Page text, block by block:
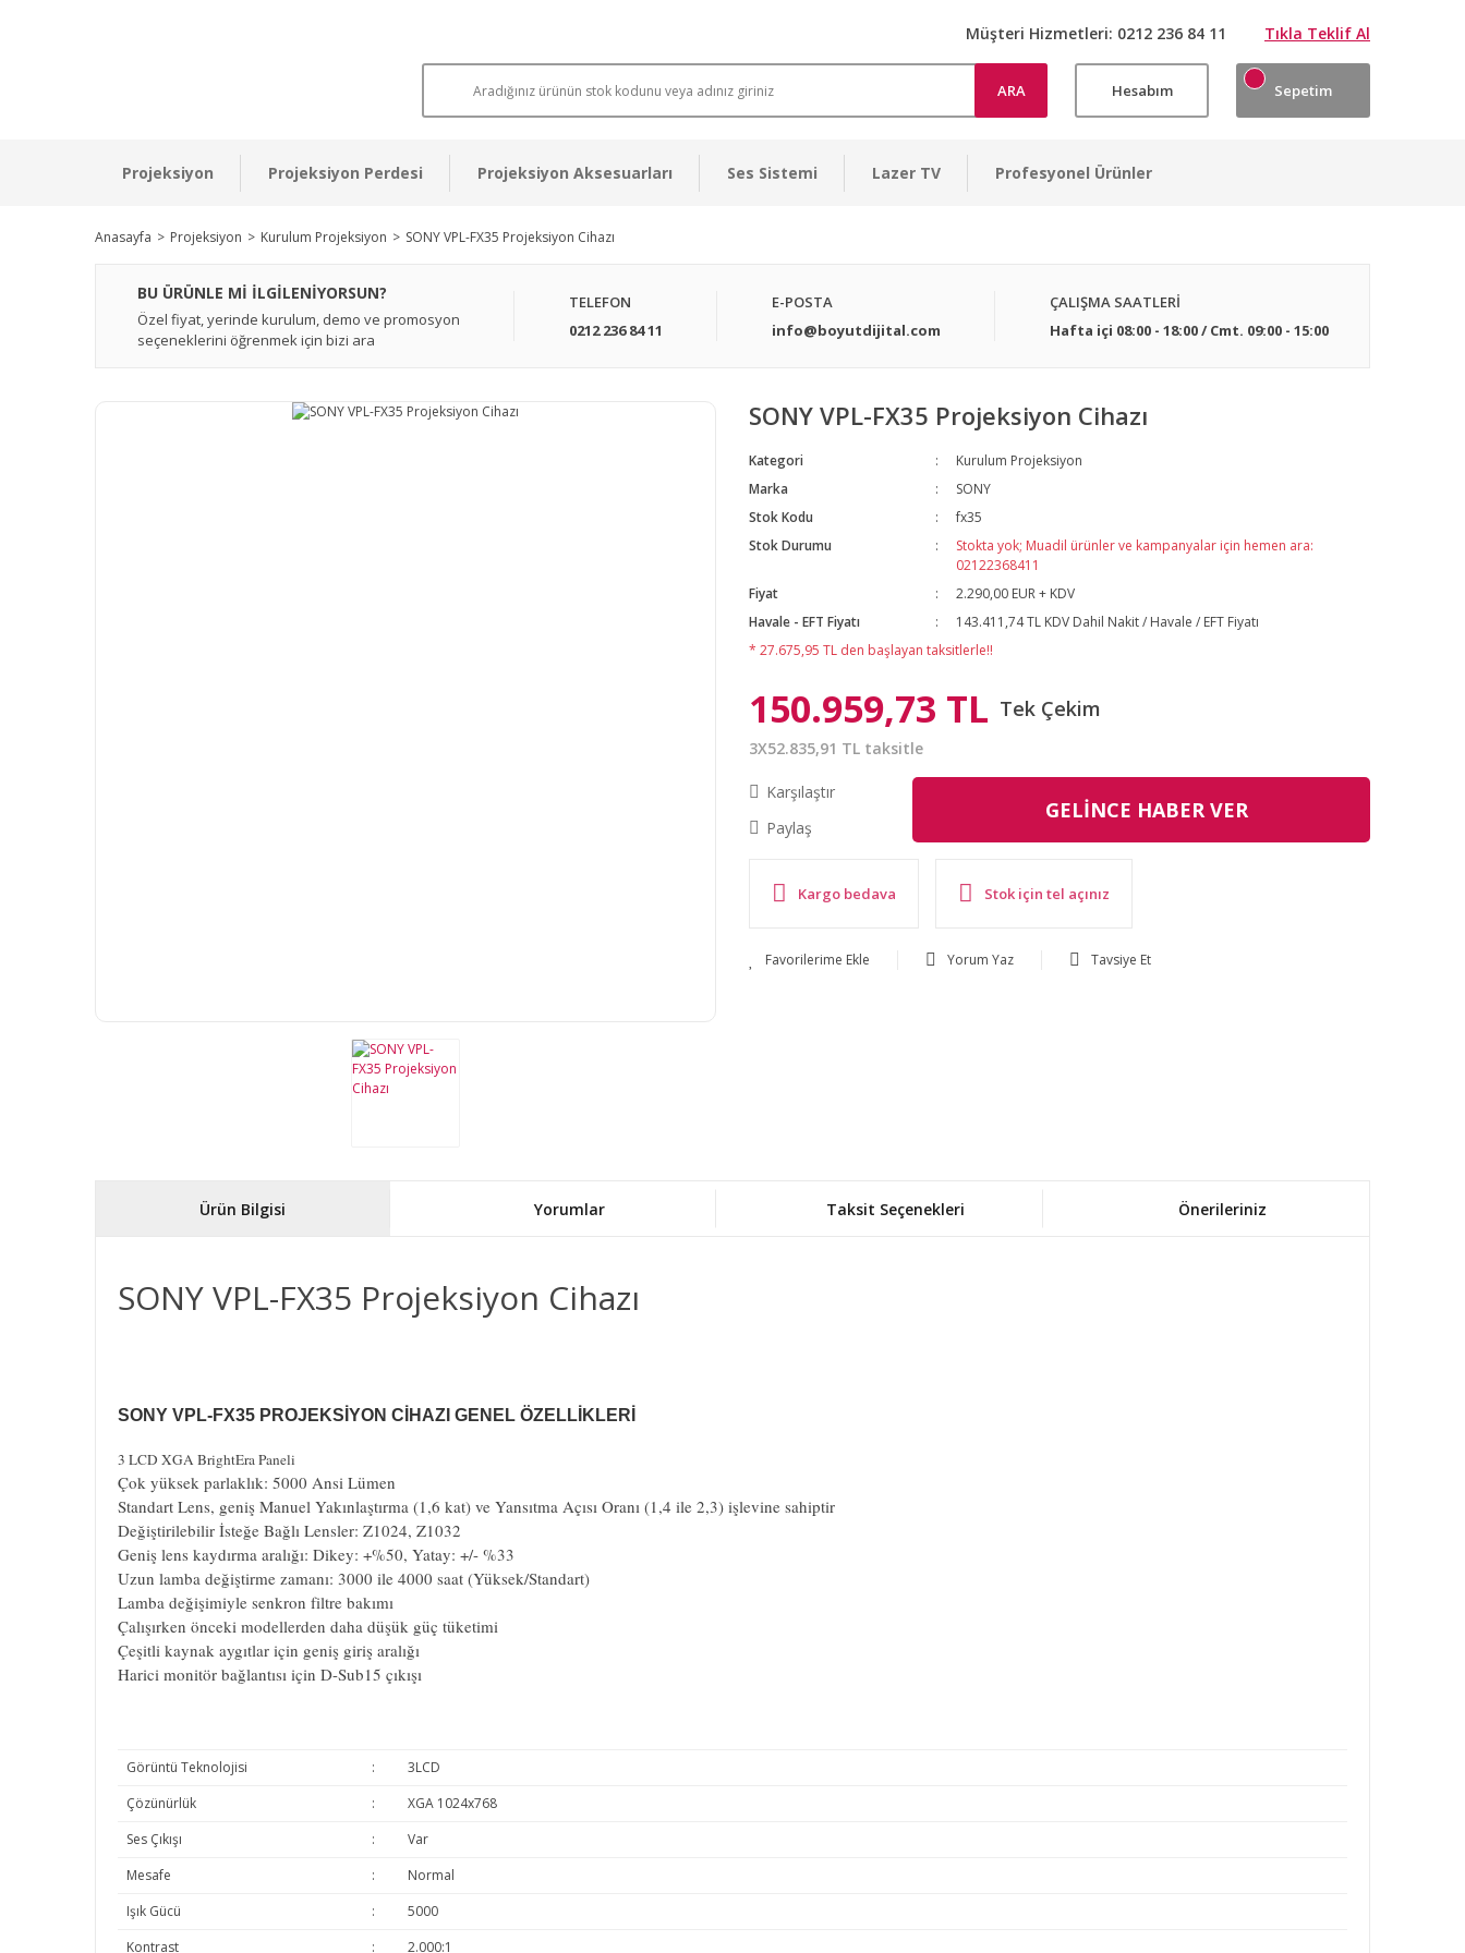
Müşteri Hizmetleri: 0212 236 84 11 Tıkla Teklif Al
ARA Hesabım Sepetim
Projeksiyon Projeksiyon Perdesi Projeksiyon Aksesuarları Ses Sistemi Lazer TV Profesyonel Ürünler
Anasayfa Projeksiyon Kurulum Projeksiyon SONY VPL-FX35 Projeksiyon Cihazı
BU ÜRÜNLE Mİ İLGİLENİYORSUN?
Özel fiyat, yerinde kurulum, demo ve promosyon
seçeneklerini öğrenmek için bizi ara
TELEFON
0212 236 84 11
E-POSTA
info@boyutdijital.com
ÇALIŞMA SAATLERİ
Hafta içi 08:00 - 18:00 / Cmt. 09:00 - 15:00
SONY VPL-FX35 Projeksiyon Cihazı
Kategori
Kurulum Projeksiyon
Marka
SONY
Stok Kodu
fx35
Stok Durumu
Stokta yok; Muadil ürünler ve kampanyalar için hemen ara:
02122368411
Fiyat
2.290,00 EUR + KDV
Havale - EFT Fiyatı
143.411,74 TL KDV Dahil Nakit / Havale / EFT Fiyatı
* 27.675,95 TL den başlayan taksitlerle!!
150.959,73 TL Tek Çekim
3X52.835,91 TL taksitle
Karşılaştır
Paylaş
GELİNCE HABER VER
Kargo bedava Stok için tel açınız
Yorum Yaz Tavsiye Et
Ürün Bilgisi Yorumlar Taksit Seçenekleri Önerileriniz
SONY VPL-FX35 Projeksiyon Cihazı
SONY VPL-FX35 PROJEKSİYON CİHAZI GENEL ÖZELLİKLERİ
3 LCD XGA BrightEra Paneli
Çok yüksek parlaklık: 5000 Ansi Lümen
Standart Lens, geniş Manuel Yakınlaştırma (1,6 kat) ve Yansıtma Açısı Oranı (1,4 ile 2,3) işlevine sahiptir
Değiştirilebilir İsteğe Bağlı Lensler: Z1024, Z1032
Geniş lens kaydırma aralığı: Dikey: +%50, Yatay: +/- %33
Uzun lamba değiştirme zamanı: 3000 ile 4000 saat (Yüksek/Standart)
Lamba değişimiyle senkron filtre bakımı
Çalışırken önceki modellerden daha düşük güç tüketimi
Çeşitli kaynak aygıtlar için geniş giriş aralığı
Harici monitör bağlantısı için D-Sub15 çıkışı
Görüntü Teknolojisi :
3LCD
Çözünürlük
:
XGA 1024x768
Ses Çıkışı
:
Var
Mesafe
:
Normal
Işık Gücü
:
5000
Kontrast
:
2.000:1